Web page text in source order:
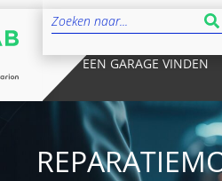
EEN GARAGE VINDEN